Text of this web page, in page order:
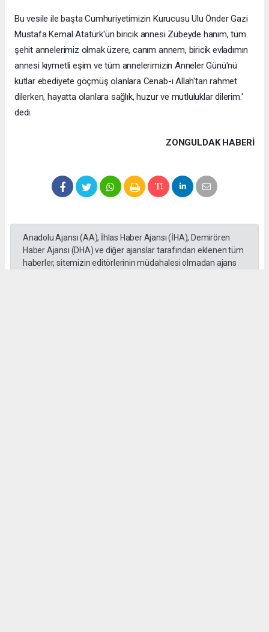
Bu vesile ile başta Cumhuriyetimizin Kurucusu Ulu Önder Gazi
Mustafa Kemal Atatürk'ün biricik annesi Zübeyde hanım, tüm
şehit annelerimiz olmak üzere, canım annem, biricik evladımın
annesi kıymetli eşim ve tüm annelerimizin Anneler Günü'nü
kutlar ebediyete göçmüş olanlara Cenab-ı Allah'tan rahmet
dilerken, hayatta olanlara sağlık, huzur ve mutluluklar dilerim.'
dedi.
ZONGULDAK HABERİ
Anadolu Ajansı (AA), İhlas Haber Ajansı (İHA), Demirören
Haber Ajansı (DHA) ve diğer ajanslar tarafından eklenen tüm
haberler, sitemizin editörlerinin müdahalesi olmadan ajans